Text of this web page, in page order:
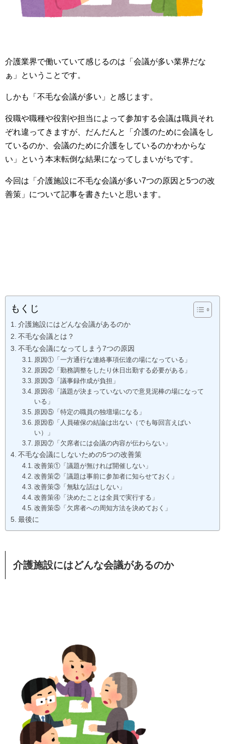
介護業界で働いていて感じるのは「会議が多い業界だな
ぁ」ということです。
しかも「不毛な会議が多い」と感じます。
役職や職種や役割や担当によって参加する会議は職員それ
ぞれ違ってきますが、だんだんと「介護のために会議をし
ているのか、会議のために介護をしているのかわからな
い」という本末転倒な結果になってしまいがちです。
今回は「介護施設に不毛な会議が多い7つの原因と5つの改
善策」について記事を書きたいと思います。
もくじ
介護施設にはどんな会議があるのか
不毛な会議とは？
不毛な会議になってしまう7つの原因
原因①「一方通行な連絡事項伝達の場になっている」
原因②「勤務調整をしたり休日出勤する必要がある」
原因③「議事録作成が負担」
原因④「議題が決まっていないので意見泥棒の場になって
いる」
原因⑤「特定の職員の独壇場になる」
原因⑥「人員確保の結論は出ない（でも毎回言えばい
い）」
原因⑦「欠席者には会議の内容が伝わらない」
不毛な会議にしないための5つの改善策
改善策①「議題が無ければ開催しない」
改善策②「議題は事前に参加者に知らせておく」
改善策③「無駄な話はしない」
改善策④「決めたことは全員で実行する」
改善策⑤「欠席者への周知方法を決めておく」
最後に
介護施設にはどんな会議があるのか